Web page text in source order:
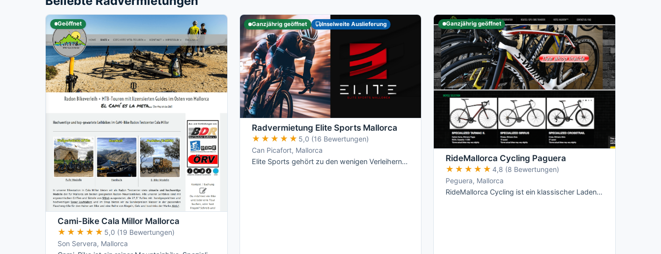
Geöffnet
Cami-Bike Cala Millor Mallorca
★★★★★
★★★★★ 5,0 (19 Bewertungen)
Son Servera, Mallorca
Ganzjährig geöffnet Inselweite Auslieferung
Radvermietung Elite Sports Mallorca
★★★★★
★★★★★ 5,0 (16 Bewertungen)
Can Picafort, Mallorca
Elite Sports gehört zu den wenigen Verleihern auf Mallorca mit echten All-Inclusive-Preisen: Versicherung, Radanpassung, Zubehör und …
Ganzjährig geöffnet
RideMallorca Cycling Paguera
★★★★★
★★★★★4,8 (8 Bewertungen)
Peguera, Mallorca
RideMallorca Cycling ist ein klassischer Laden-Verleih am Bulevar de Peguera: Du holst Dein Rad im Shop ab, dort wird es Dir angepasst – …